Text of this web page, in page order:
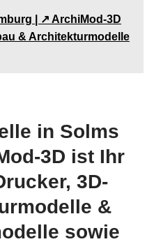
| ↗️ ArchiMod-3D
& Architekturmodelle
in Solms
3D ist Ihr
3D-
&
sowie